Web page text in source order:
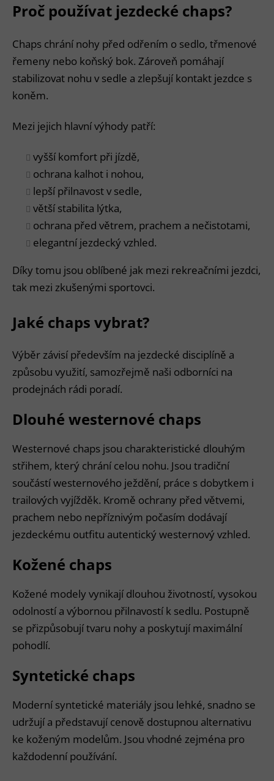
Proč používat jezdecké chaps?
Chaps chrání nohy před odřením o sedlo, třmenové
řemeny nebo koňský bok. Zároveň pomáhají
stabilizovat nohu v sedle a zlepšují kontakt jezdce s
koněm.
Mezi jejich hlavní výhody patří:
vyšší komfort při jízdě,
ochrana kalhot i nohou,
lepší přilnavost v sedle,
větší stabilita lýtka,
ochrana před větrem, prachem a nečistotami,
elegantní jezdecký vzhled.
Díky tomu jsou oblíbené jak mezi rekreačními jezdci,
tak mezi zkušenými sportovci.
Jaké chaps vybrat?
Výběr závisí především na jezdecké disciplíně a
způsobu využití, samozřejmě naši odborníci na
prodejnách rádi poradí.
Dlouhé westernové chaps
Westernové chaps jsou charakteristické dlouhým
střihem, který chrání celou nohu. Jsou tradiční
součástí westernového ježdění, práce s dobytkem i
trailových vyjížděk. Kromě ochrany před větvemi,
prachem nebo nepříznivým počasím dodávají
jezdeckému outfitu autentický westernový vzhled.
Kožené chaps
Kožené modely vynikají dlouhou životností, vysokou
odolností a výbornou přilnavostí k sedlu. Postupně
se přizpůsobují tvaru nohy a poskytují maximální
pohodlí.
Syntetické chaps
Moderní syntetické materiály jsou lehké, snadno se
udržují a představují cenově dostupnou alternativu
ke koženým modelům. Jsou vhodné zejména pro
každodenní používání.